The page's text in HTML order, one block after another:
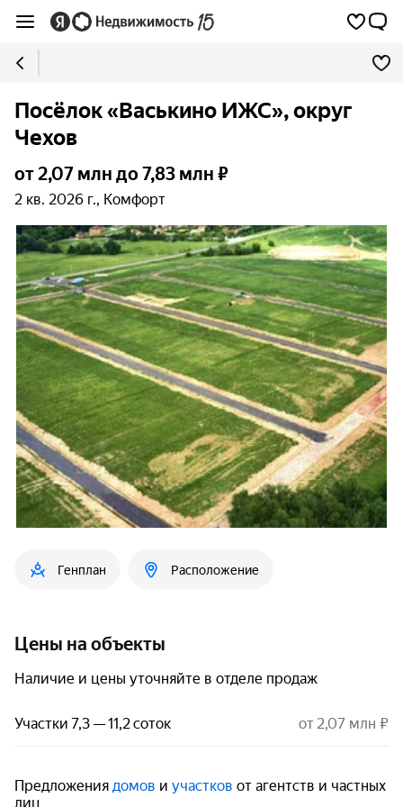
Посёлок «Васькино ИЖС», округ
Чехов
от 2,07 млн до 7,83 млн ₽
2 кв. 2026 г., Комфорт
Генплан Расположение
Цены на объекты
Наличие и цены уточняйте в отделе продаж
Участки 7,3 — 11,2 соток от 2,07 млн ₽
Предложения домов и участков от агентств и частных
лиц